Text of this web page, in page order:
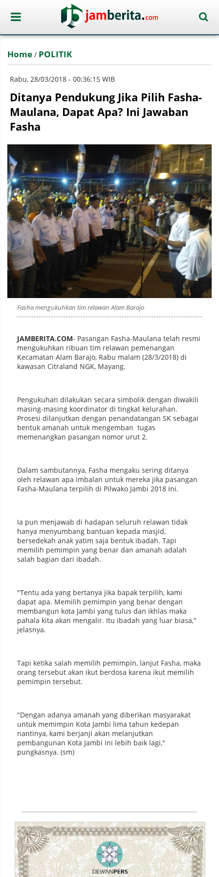
Home / POLITIK
Rabu, 28/03/2018 - 00:36:15 WIB
Ditanya Pendukung Jika Pilih Fasha-
Maulana, Dapat Apa? Ini Jawaban
Fasha
Fasha mengukuhkan tim relawan Alam Barajo
JAMBERITA.COM- Pasangan Fasha-Maulana telah resmi
mengukuhkan ribuan tim relawan pemenangan
Kecamatan Alam Barajo, Rabu malam (28/3/2018) di
kawasan Citraland NGK, Mayang.
Pengukuhan dilakukan secara simbolik dengan diwakili
masing-masing koordinator di tingkat kelurahan.
Prosesi dilanjutkan dengan penandatangan SK sebagai
bentuk amanah untuk mengemban tugas
memenangkan pasangan nomor urut 2.
Dalam sambutannya, Fasha mengaku sering ditanya
oleh relawan apa imbalan untuk mereka jika pasangan
Fasha-Maulana terpilih di Pilwako Jambi 2018 ini.
Ia pun menjawab di hadapan seluruh relawan tidak
hanya menyumbang bantuan kepada masjid,
bersedekah anak yatim saja bentuk ibadah. Tapi
memilih pemimpin yang benar dan amanah adalah
salah bagian dari ibadah.
"Tentu ada yang bertanya jika bapak terpilih, kami
dapat apa. Memilih pemimpin yang benar dengan
membangun kota Jambi yang tulus dan ikhlas maka
pahala kita akan mengalir. Itu ibadah yang luar biasa,"
jelasnya.
Tapi ketika salah memilih pemimpin, lanjut Fasha, maka
orang tersebut akan ikut berdosa karena ikut memilih
pemimpin tersebut.
"Dengan adanya amanah yang diberikan masyarakat
untuk memimpin Kota Jambi lima tahun kedepan
nantinya, kami berjanji akan melanjutkan
pembangunan Kota Jambi ini lebih baik lagi,"
pungkasnya. (sm)